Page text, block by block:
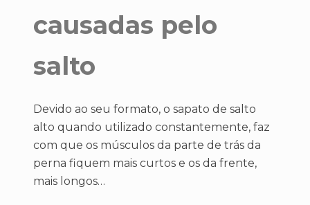
causadas pelo
salto
Devido ao seu formato, o sapato de salto
alto quando utilizado constantemente, faz
com que os músculos da parte de trás da
perna fiquem mais curtos e os da frente,
mais longos…